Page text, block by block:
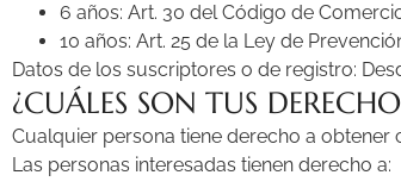
6 años: Art. 30 del Código de
10 años: Art. 25 de la Ley de
Datos de los suscriptores o de registro:
¿CUÁLES SON TUS
Cualquier persona tiene derecho a obtener
Las personas interesadas tienen derecho a: